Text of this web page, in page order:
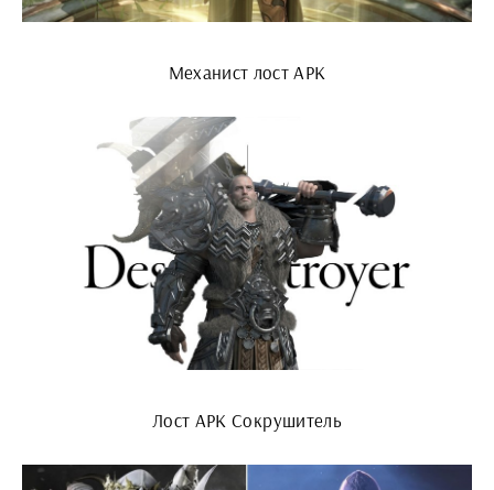
Механист лост АРК
Лост АРК Сокрушитель